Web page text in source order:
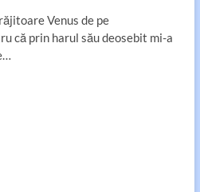
Venus de pe
că prin harul său deosebit mi-a